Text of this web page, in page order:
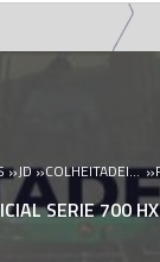
»JD» COLHEITADEIRA JD »
SERIE 700